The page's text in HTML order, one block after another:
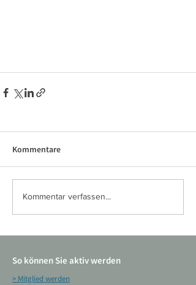
Kommentare
Kommentar verfassen...
So können Sie aktiv werden
> Mitglied werden